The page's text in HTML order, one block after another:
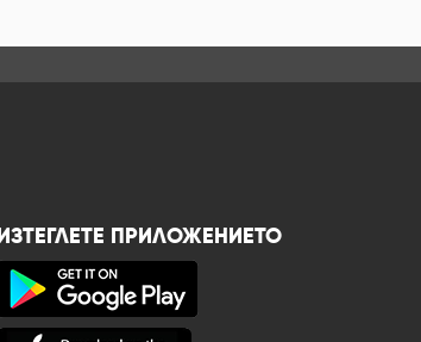
ИЗТЕГЛЕТЕ ПРИЛОЖЕНИЕТО